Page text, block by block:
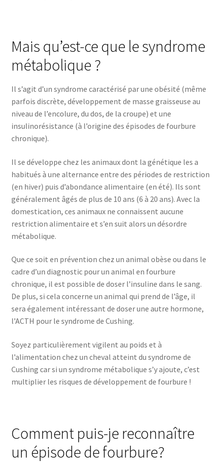
Mais qu’est-ce que le syndrome
métabolique ?
Il s’agit d’un syndrome caractérisé par une obésité (même
parfois discrète, développement de masse graisseuse au
niveau de l’encolure, du dos, de la croupe) et une
insulinorésistance (à l’origine des épisodes de fourbure
chronique).
Il se développe chez les animaux dont la génétique les a
habitués à une alternance entre des périodes de restriction
(en hiver) puis d’abondance alimentaire (en été). Ils sont
généralement âgés de plus de 10 ans (6 à 20 ans). Avec la
domestication, ces animaux ne connaissent aucune
restriction alimentaire et s’en suit alors un désordre
métabolique.
Que ce soit en prévention chez un animal obèse ou dans le
cadre d’un diagnostic pour un animal en fourbure
chronique, il est possible de doser l’insuline dans le sang.
De plus, si cela concerne un animal qui prend de l’âge, il
sera également intéressant de doser une autre hormone,
l’ACTH pour le syndrome de Cushing.
Soyez particulièrement vigilent au poids et à
l’alimentation chez un cheval atteint du syndrome de
Cushing car si un syndrome métabolique s’y ajoute, c’est
multiplier les risques de développement de fourbure !
Comment puis-je reconnaître
un épisode de fourbure?